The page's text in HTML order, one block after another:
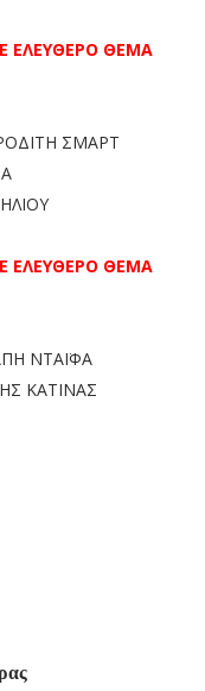
ΕΛΕΥΘΕΡΟ ΘΕΜΑ
ΣΜΑΡΤ
ΕΛΕΥΘΕΡΟ ΘΕΜΑ
ΝΤΑΪΦΑ
ΚΑΤΙΝΑΣ